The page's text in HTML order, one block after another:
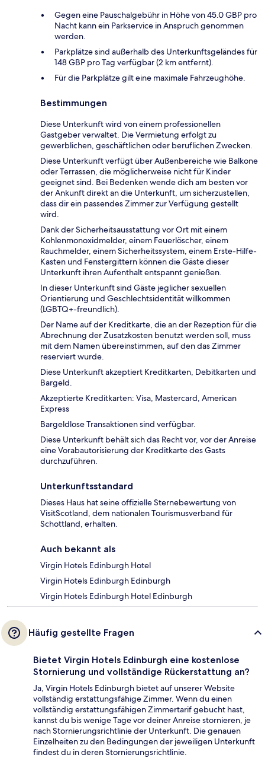
Gegen eine Pauschalgebühr in Höhe von 45.0 GBP pro
Nacht kann ein Parkservice in Anspruch genommen
werden.
Parkplätze sind außerhalb des Unterkunftsgeländes für
148 GBP pro Tag verfügbar (2 km entfernt).
Für die Parkplätze gilt eine maximale Fahrzeughöhe.
Bestimmungen
Diese Unterkunft wird von einem professionellen
Gastgeber verwaltet. Die Vermietung erfolgt zu
gewerblichen, geschäftlichen oder beruflichen Zwecken.
Diese Unterkunft verfügt über Außenbereiche wie Balkone
oder Terrassen, die möglicherweise nicht für Kinder
geeignet sind. Bei Bedenken wende dich am besten vor
der Ankunft direkt an die Unterkunft, um sicherzustellen,
dass dir ein passendes Zimmer zur Verfügung gestellt
wird.
Dank der Sicherheitsausstattung vor Ort mit einem
Kohlenmonoxidmelder, einem Feuerlöscher, einem
Rauchmelder, einem Sicherheitssystem, einem Erste-Hilfe-
Kasten und Fenstergittern können die Gäste dieser
Unterkunft ihren Aufenthalt entspannt genießen.
In dieser Unterkunft sind Gäste jeglicher sexuellen
Orientierung und Geschlechtsidentität willkommen
(LGBTQ+-freundlich).
Der Name auf der Kreditkarte, die an der Rezeption für die
Abrechnung der Zusatzkosten benutzt werden soll, muss
mit dem Namen übereinstimmen, auf den das Zimmer
reserviert wurde.
Diese Unterkunft akzeptiert Kreditkarten, Debitkarten und
Bargeld.
Akzeptierte Kreditkarten: Visa, Mastercard, American
Express
Bargeldlose Transaktionen sind verfügbar.
Diese Unterkunft behält sich das Recht vor, vor der Anreise
eine Vorabautorisierung der Kreditkarte des Gasts
durchzuführen.
Unterkunftsstandard
Dieses Haus hat seine offizielle Sternebewertung von
VisitScotland, dem nationalen Tourismusverband für
Schottland, erhalten.
Auch bekannt als
Virgin Hotels Edinburgh Hotel
Virgin Hotels Edinburgh Edinburgh
Virgin Hotels Edinburgh Hotel Edinburgh
Häufig gestellte Fragen
Bietet Virgin Hotels Edinburgh eine kostenlose
Stornierung und vollständige Rückerstattung an?
Ja, Virgin Hotels Edinburgh bietet auf unserer Website
vollständig erstattungsfähige Zimmer. Wenn du einen
vollständig erstattungsfähigen Zimmertarif gebucht hast,
kannst du bis wenige Tage vor deiner Anreise stornieren, je
nach Stornierungsrichtlinie der Unterkunft. Die genauen
Einzelheiten zu den Bedingungen der jeweiligen Unterkunft
findest du in deren Stornierungsrichtlinie.